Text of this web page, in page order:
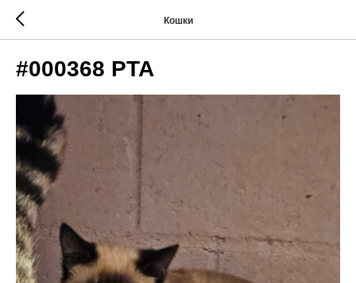
Кошки
#000368 PTA